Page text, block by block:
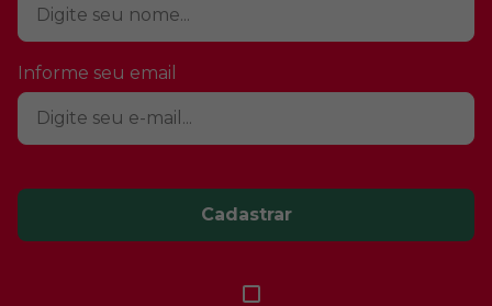
Informe seu email
Cadastrar